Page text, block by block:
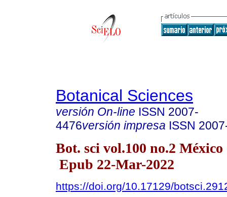
Botanical Sciences
versión On-line ISSN 2007-
4476versión impresa ISSN
Bot. sci vol.100 no.2
Epub 22-Mar-2022
https://doi.org/10.17129/